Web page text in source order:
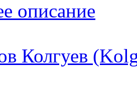
описание
Колгуев